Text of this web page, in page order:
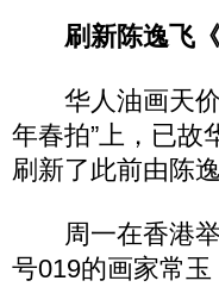
刷新陈逸飞《
华人油画天价
年春拍”上，已故
刷新了此前由陈
周一在香港举
号019的画家常